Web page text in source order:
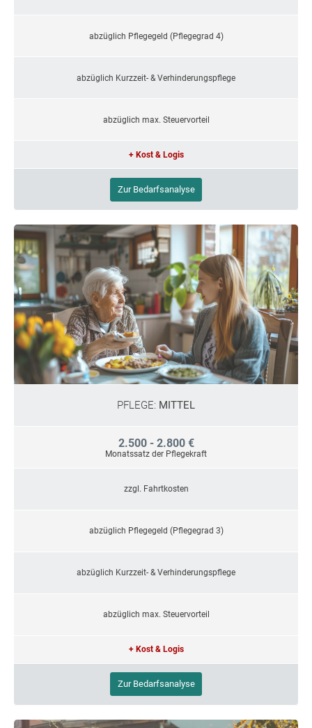
abzüglich Pflegegeld (Pflegegrad 4)
abzüglich Kurzzeit- & Verhinderungspflege
abzüglich max. Steuervorteil
+ Kost & Logis
Zur Bedarfsanalyse
PFLEGE: MITTEL
2.500 - 2.800 €
Monatssatz der Pflegekraft
zzgl. Fahrtkosten
abzüglich Pflegegeld (Pflegegrad 3)
abzüglich Kurzzeit- & Verhinderungspflege
abzüglich max. Steuervorteil
+ Kost & Logis
Zur Bedarfsanalyse